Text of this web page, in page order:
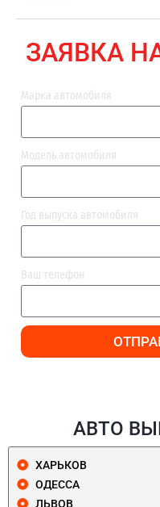
ЗАЯВКА
Марка автомобиля
Модель автомобиля
Год выпуска автомобиля
Ваш телефон
АВТО
ХАРЬКОВ
ОДЕССА
ЛЬВОВ